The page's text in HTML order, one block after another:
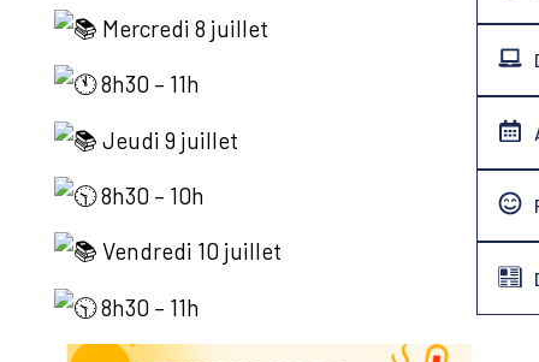
Mercredi 8 juillet
8h30 – 11h
Jeudi 9 juillet
8h30 – 10h
Vendredi 10 juillet
8h30 – 11h